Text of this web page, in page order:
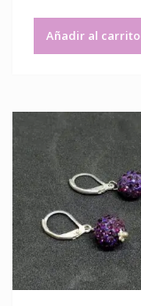
Añadir al carrito